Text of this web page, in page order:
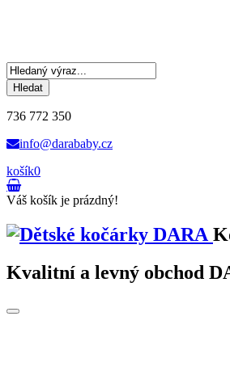
Hledat
736 772 350
info@darababy.cz
košík0
Váš košík je prázdný!
Kvalitní a levný obchod
Toggle